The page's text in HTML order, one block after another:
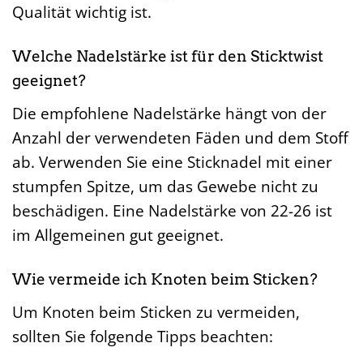
Qualität wichtig ist.
Welche Nadelstärke ist für den Sticktwist
geeignet?
Die empfohlene Nadelstärke hängt von der
Anzahl der verwendeten Fäden und dem Stoff
ab. Verwenden Sie eine Sticknadel mit einer
stumpfen Spitze, um das Gewebe nicht zu
beschädigen. Eine Nadelstärke von 22-26 ist
im Allgemeinen gut geeignet.
Wie vermeide ich Knoten beim Sticken?
Um Knoten beim Sticken zu vermeiden,
sollten Sie folgende Tipps beachten: